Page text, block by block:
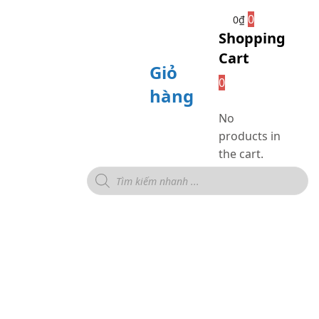
Giỏ
hàng
0₫ 0
Shopping
Cart
0
No
products in
the cart.